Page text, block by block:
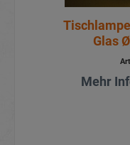
Glas
Mehr